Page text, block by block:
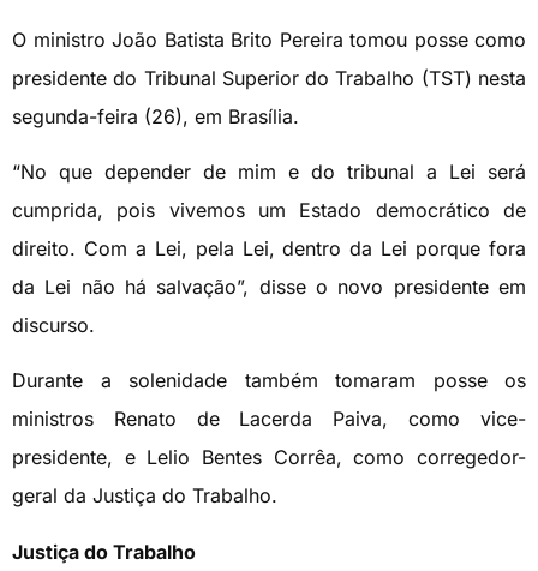
O ministro João Batista Brito Pereira tomou posse como
presidente do Tribunal Superior do Trabalho (TST) nesta
segunda-feira (26), em Brasília.
“No que depender de mim e do tribunal a Lei será
cumprida, pois vivemos um Estado democrático de
direito. Com a Lei, pela Lei, dentro da Lei porque fora
da Lei não há salvação”, disse o novo presidente em
discurso.
Durante a solenidade também tomaram posse os
ministros Renato de Lacerda Paiva, como vice-
presidente, e Lelio Bentes Corrêa, como corregedor-
geral da Justiça do Trabalho.
Justiça do Trabalho